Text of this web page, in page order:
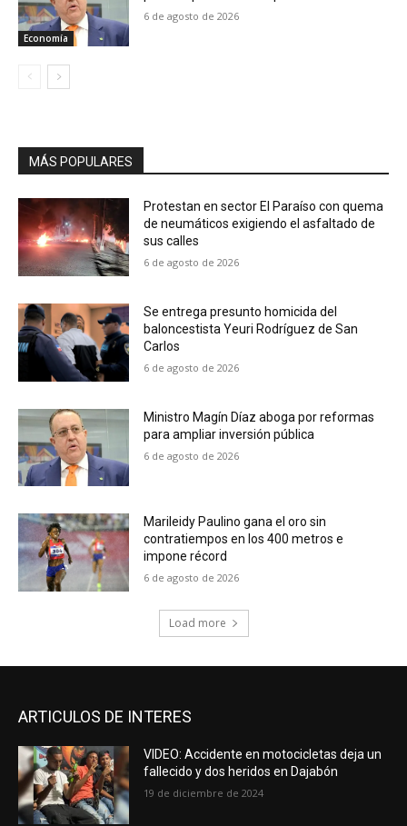
Economía
6 de agosto de 2026
MÁS POPULARES
Protestan en sector El Paraíso con quema
de neumáticos exigiendo el asfaltado de
sus calles
6 de agosto de 2026
Se entrega presunto homicida del
baloncestista Yeuri Rodríguez de San
Carlos
6 de agosto de 2026
Ministro Magín Díaz aboga por reformas
para ampliar inversión pública
6 de agosto de 2026
Marileidy Paulino gana el oro sin
contratiempos en los 400 metros e
impone récord
6 de agosto de 2026
Load more
ARTICULOS DE INTERES
VIDEO: Accidente en motocicletas deja un
fallecido y dos heridos en Dajabón
19 de diciembre de 2024